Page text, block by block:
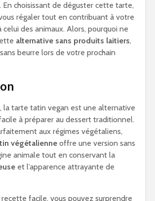
choisissant de déguster cette tarte,
régaler tout en contribuant à votre
des animaux. Alors, pourquoi ne
alternative sans produits laitiers,
beurre lors de votre prochain
la tarte tatin vegan est une alternative
à préparer au dessert traditionnel.
aux régimes végétaliens,
végétalienne offre une version sans
animale tout en conservant la
et l’apparence attrayante de
facile, vous pouvez surprendre